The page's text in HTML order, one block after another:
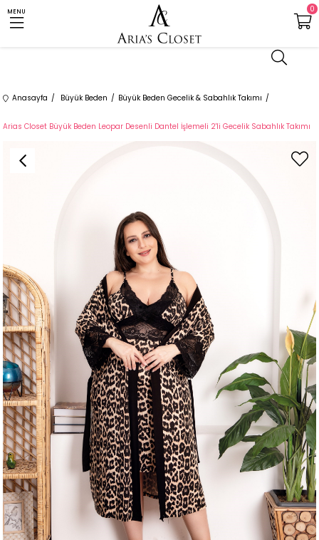
MENU 0
Anasayfa Büyük Beden Büyük Beden Gecelik & Sabahlık Takımı
Arias Closet Büyük Beden Leopar Desenli Dantel İşlemeli 2'li Gecelik Sabahlık Takımı